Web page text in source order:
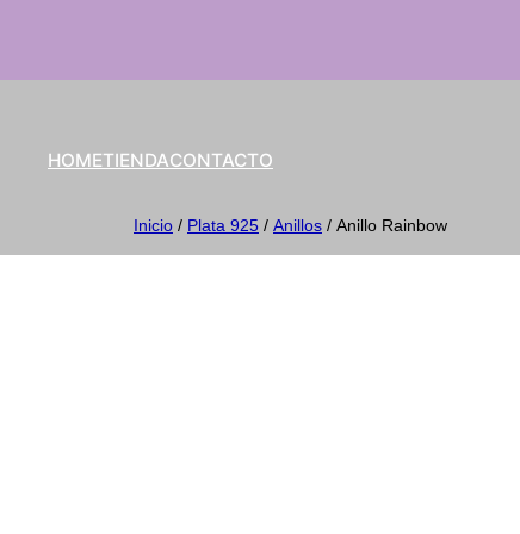
HOMETIENDACONTACTO
Inicio / Plata 925 / Anillos / Anillo Rainbow